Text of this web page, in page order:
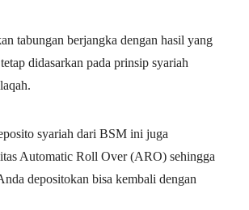
tabungan berjangka dengan hasil yang
didasarkan pada prinsip syariah
syariah dari BSM ini juga
Automatic Roll Over (ARO) sehingga
depositokan bisa kembali dengan